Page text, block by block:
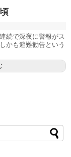
続で深夜に警報がス
かも避難勧告という